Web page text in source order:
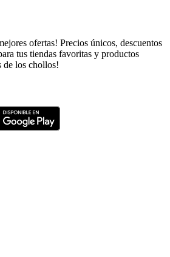
ofertas! Precios únicos, descuentos
tus tiendas favoritas y productos
de los chollos!